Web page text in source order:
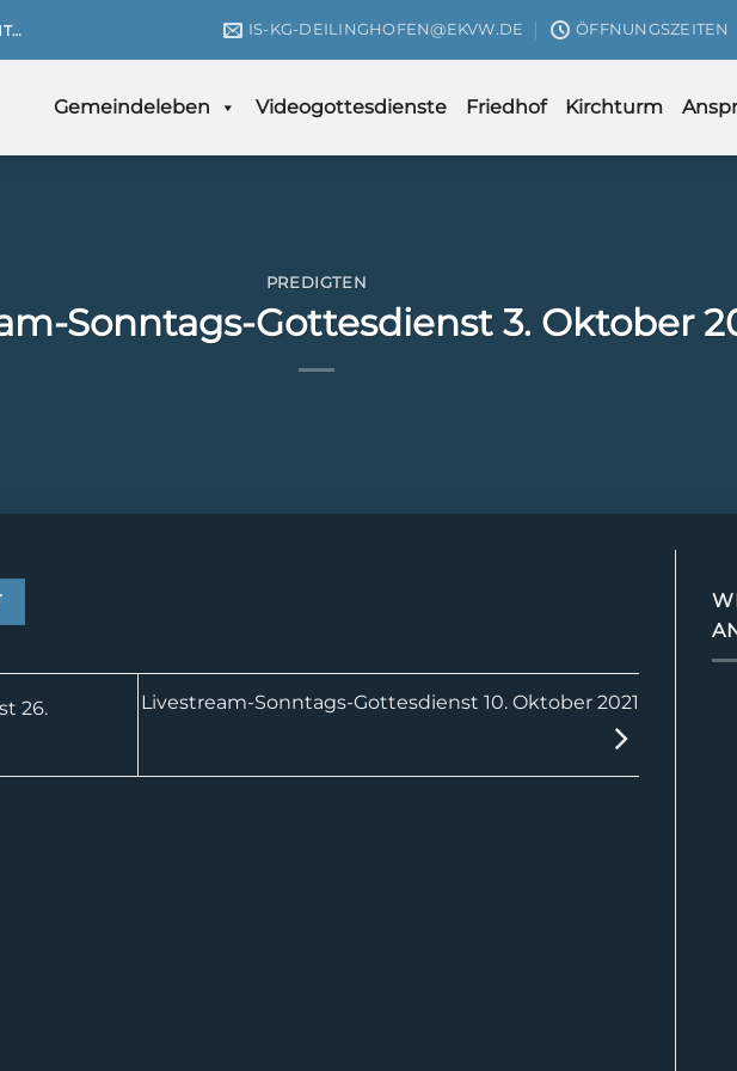
IS-KG-DEILINGHOFEN@EKVW.DE ÖFFNUNGSZEITEN
Gemeindeleben Videogottesdienste Friedhof Kirchturm
PREDIGTEN
Sonntags-Gottesdienst 3. Oktober
26.
Livestream-Sonntags-Gottesdienst 10. Oktober 2021